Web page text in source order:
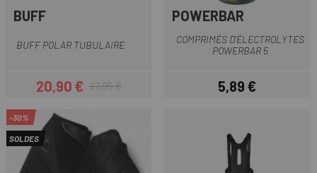
BUFF
BUFF POLAR TUBULAIRE
Prix
20,90 €Prix habituel
27,95 €
POWERBAR
COMPRIMÉS D'ÉLECTROLYTES
POWERBAR 5
Prix
5,89 €
-30%
SOLDES